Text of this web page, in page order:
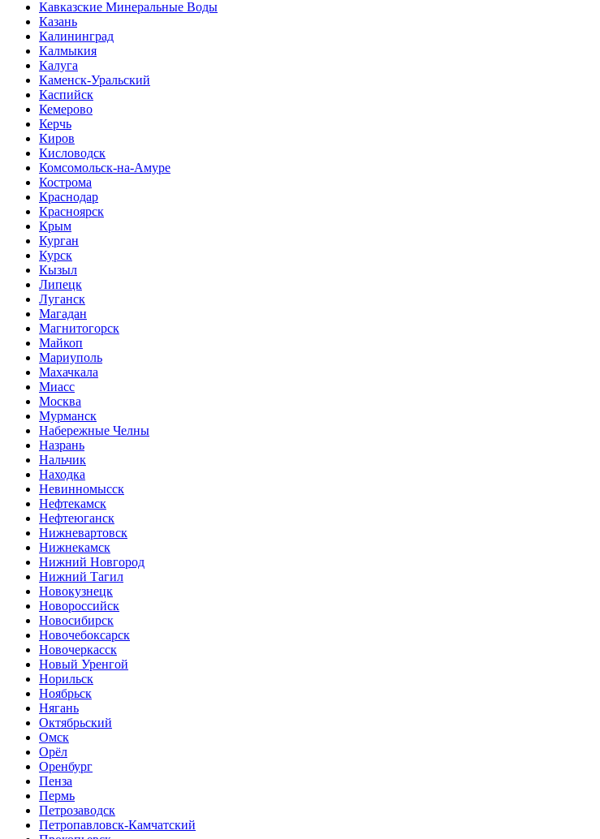
Кавказские Минеральные Воды
Казань
Калининград
Калмыкия
Калуга
Каменск-Уральский
Каспийск
Кемерово
Керчь
Киров
Кисловодск
Комсомольск-на-Амуре
Кострома
Краснодар
Красноярск
Крым
Курган
Курск
Кызыл
Липецк
Луганск
Магадан
Магнитогорск
Майкоп
Мариуполь
Махачкала
Миасс
Москва
Мурманск
Набережные Челны
Назрань
Нальчик
Находка
Невинномысск
Нефтекамск
Нефтеюганск
Нижневартовск
Нижнекамск
Нижний Новгород
Нижний Тагил
Новокузнецк
Новороссийск
Новосибирск
Новочебоксарск
Новочеркасск
Новый Уренгой
Норильск
Ноябрьск
Нягань
Октябрьский
Омск
Орёл
Оренбург
Пенза
Пермь
Петрозаводск
Петропавловск-Камчатский